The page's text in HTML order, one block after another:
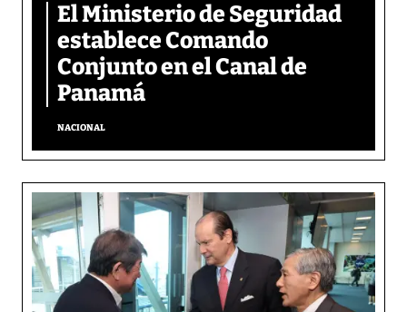
El Ministerio de Seguridad
establece Comando
Conjunto en el Canal de
Panamá
NACIONAL